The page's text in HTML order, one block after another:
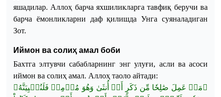
яшадилар. Аллоҳ барча яхшиликларга тавфиқ беручи ва
барча ёмонликларни даф қилишда Унга суяналадиган
Зот.
Иймон ва солиҳ амал боби
Бахтга элтувчи сабабларнинг энг улуғи, асли ва асоси
иймон ва солиҳ амал. Аллоҳ таоло айтади:
﴿مَنۡ عَمِلَ صَٰلِحٗا مِّن ذَكَرٍ أَوۡ أُنثَىٰ وَهُوَ مُؤۡمِنٞ فَلَنُحۡيِيَنَّهُۥ